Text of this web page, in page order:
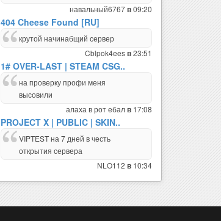
навальный6767в09:20
404 Cheese Found [RU]
крутой начинабщий сервер
Cblpok4eesв23:51
1# OVER-LAST | STEAM CSG..
на проверку профи меня
высовили
алаха в рот ебалв 17:08
PROJECT X | PUBLIC | SKIN..
VIPTEST на 7 дней в честь
открытия сервера
NLO112 в 10:34